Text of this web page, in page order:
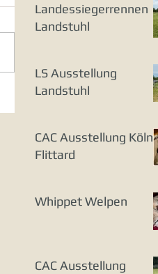
Landessiegerrennen
Landstuhl
LS Ausstellung
Landstuhl
CAC Ausstellung Köln-
Flittard
Whippet Welpen
CAC Ausstellung